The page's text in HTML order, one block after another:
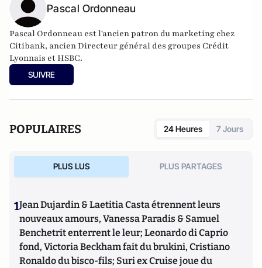
Pascal Ordonneau
Pascal Ordonneau est l'ancienpatron du marketing chez
Citibank, ancien Directeur général des groupes Crédit
Lyonnais et HSBC.
Il a notamment publié
critique de la banque et de la finance
économiques et financières.
SUIVRE
POPULAIRES 24 Heures 7 Jours
PLUS LUS PLUS PARTAGES
1Jean Dujardin & Laetitia Casta étrennent leurs
nouveaux amours, Vanessa Paradis & Samuel
Benchetrit enterrent le leur; Leonardo di Caprio
fond, Victoria Beckham fait du brukini, Cristiano
Ronaldo du bisco-fils; Suri ex Cruise joue du